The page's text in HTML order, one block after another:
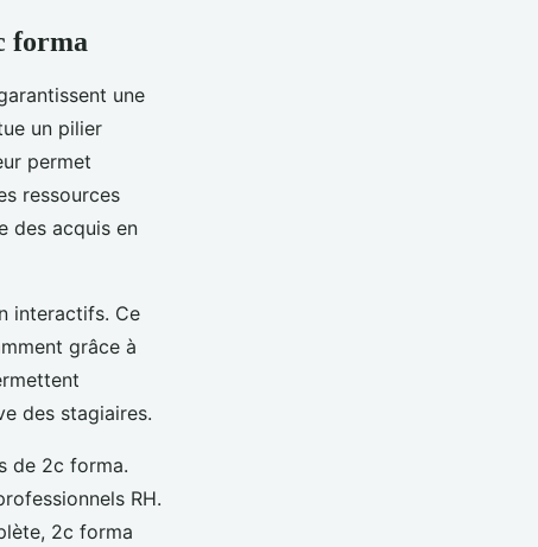
forma
une
un pilier
permet
ressources
des acquis en
interactifs. Ce
grâce à
des stagiaires.
de 2c forma.
RH.
2c forma